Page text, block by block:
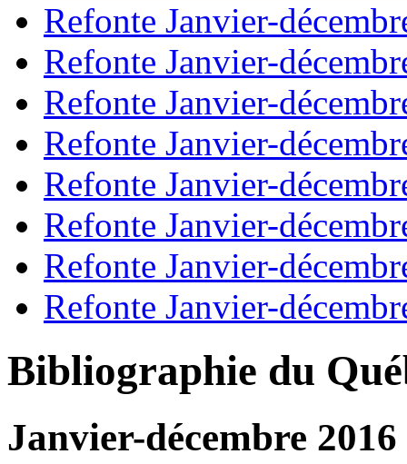
Refonte Janvier-
Refonte Janvier-
Refonte Janvier-
Refonte Janvier-
Refonte Janvier-
Refonte Janvier-
Refonte Janvier-
Refonte Janvier-
Bibliographie du
Janvier-décembre 2016